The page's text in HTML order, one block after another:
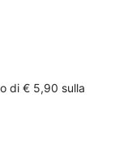
di € 5,90 sulla